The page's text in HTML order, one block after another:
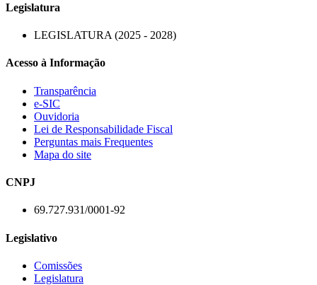
Legislatura
LEGISLATURA (2025 - 2028)
Acesso à Informação
Transparência
e-SIC
Ouvidoria
Lei de Responsabilidade Fiscal
Perguntas mais Frequentes
Mapa do site
CNPJ
69.727.931/0001-92
Legislativo
Comissões
Legislatura